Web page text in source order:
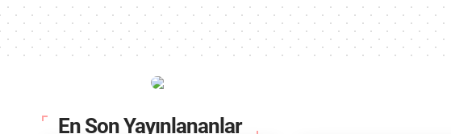
En Son Yayınlananlar